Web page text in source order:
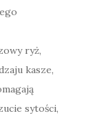
ryż,
kasze,
sytości,